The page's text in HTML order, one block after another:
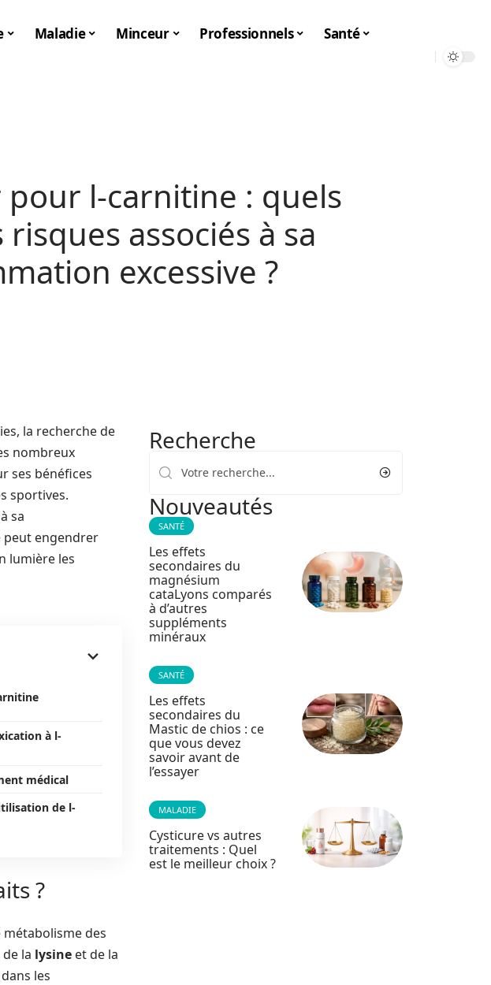
Maladie Minceur Professionnels Santé
pour l-carnitine : quels
associés à sa
excessive ?
la recherche de
nombreux
ses bénéfices
sportives.
sa
peut engendrer
lumière les
à l-
médical
de l-
?
métabolisme des
la lysine et de la
les
Recherche
Nouveautés
SANTÉ
Les effets
secondaires du
magnésium
cataLyons comparés
à d’autres
suppléments
minéraux
SANTÉ
Les effets
secondaires du
Mastic de chios : ce
que vous devez
savoir avant de
l’essayer
MALADIE
Cysticure vs autres
traitements : Quel
est le meilleur choix ?